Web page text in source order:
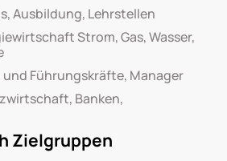
Ausbildung, Lehrstellen
Strom, Gas, Wasser,
Führungskräfte, Manager
Banken,
Zielgruppen